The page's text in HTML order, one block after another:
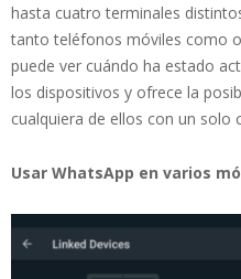
hasta cuatro terminales
tanto teléfonos móviles como
puede ver cuándo ha estado
los dispositivos y ofrece la
cualquiera de ellos con un solo
Usar WhatsApp en varios